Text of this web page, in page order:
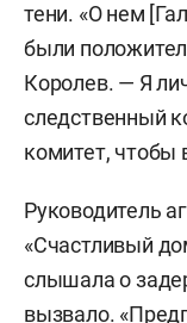
тени. «О нем
были
Королев. — Я
следственный
комитет, чтобы
Руководитель
«Счастливый
слышала о
вызвало.